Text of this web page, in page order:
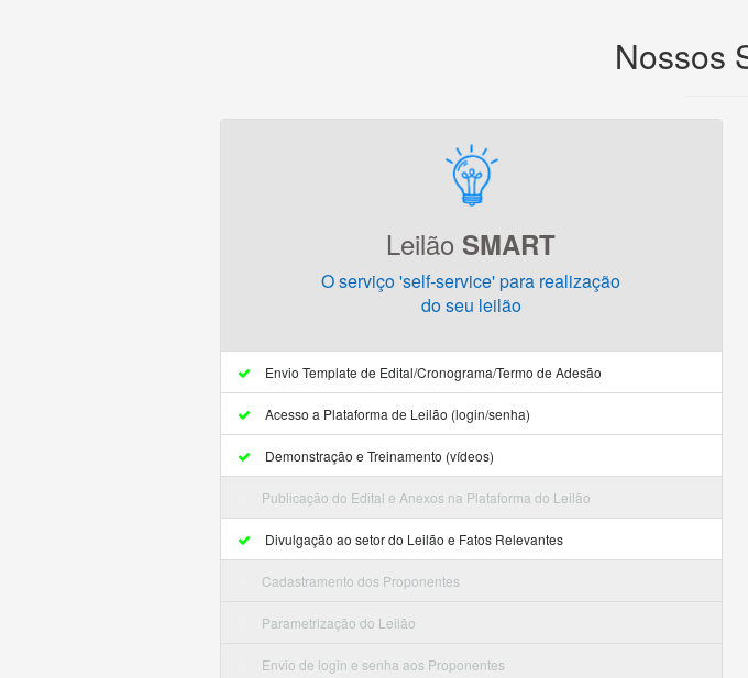
Nossos
Leilão SMART
O serviço 'self-service' para realização
do seu leilão
Envio Template de Edital/Cronograma/Termo de Adesão
Acesso a Plataforma de Leilão (login/senha)
Demonstração e Treinamento (vídeos)
Publicação do Edital e Anexos na Plataforma do Leilão
Divulgação ao setor do Leilão e Fatos Relevantes
Cadastramento dos Proponentes
Parametrização do Leilão
Envio de login e senha aos Proponentes